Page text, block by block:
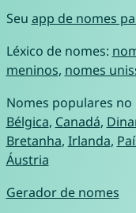
Seu app de nomes
Léxico de nomes:
meninos, nomes
Nomes populares no
Bélgica, Canadá,
Bretanha, Irlanda,
Áustria
Gerador de nomes